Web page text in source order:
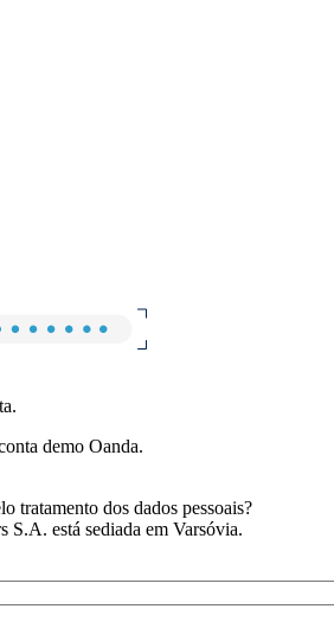
demo Oanda.
tratamento dos dados pessoais?
está sediada em Varsóvia.